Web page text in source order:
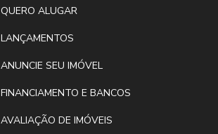
QUERO ALUGAR
LANÇAMENTOS
ANUNCIE SEU IMÓVEL
FINANCIAMENTO E BANCOS
AVALIAÇÃO DE IMÓVEIS